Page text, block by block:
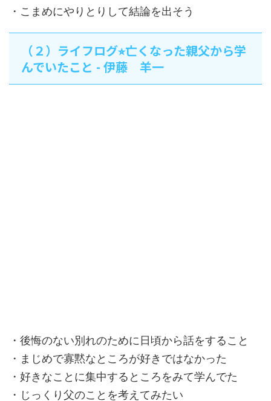
・こまめにやりとりして結論を出そう
（２）ライフログ⭐︎亡くなった親父から学
んでいたこと - 伊藤 羊一
・後悔のない別れのために日頃から話をすること
・まじめで寡黙なところが好きではなかった
・好きなことに集中するところをみて学んでた
・じっくり父のことを考えてみたい